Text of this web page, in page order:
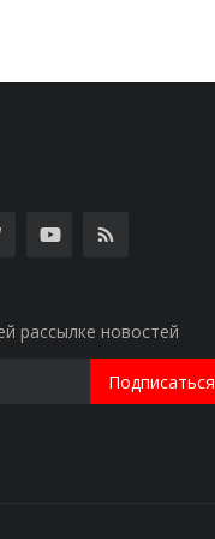
рассылке новостей
Подписаться